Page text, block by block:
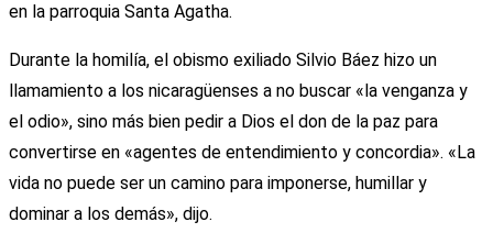
en la parroquia Santa Agatha.
Durante la homilía, el obismo exiliado Silvio Báez hizo un
llamamiento a los nicaragüenses a no buscar «la venganza y
el odio», sino más bien pedir a Dios el don de la paz para
convertirse en «agentes de entendimiento y concordia». «La
vida no puede ser un camino para imponerse, humillar y
dominar a los demás», dijo.